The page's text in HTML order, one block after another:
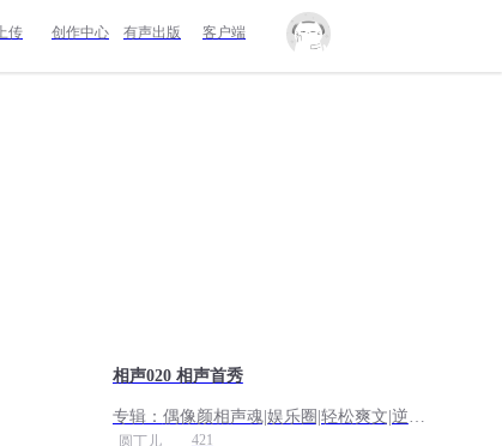
上传 创作中心 有声出版 客户端
相声020 相声首秀
专辑： 偶像颜相声魂|娱乐圈|轻松爽文|逆袭
打脸|相声曲艺
圆丁儿 421